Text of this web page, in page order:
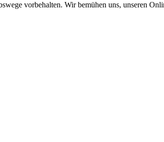
vorbehalten. Wir bemühen uns, unseren